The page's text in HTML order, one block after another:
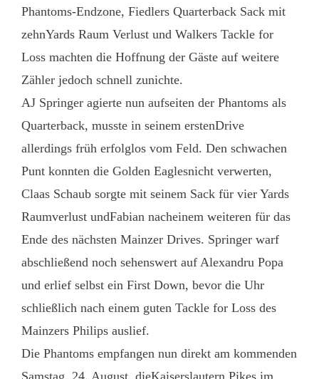
Phantoms-Endzone, Fiedlers Quarterback Sack mit
zehnYards Raum Verlust und Walkers Tackle for
Loss machten die Hoffnung der Gäste auf weitere
Zähler jedoch schnell zunichte.
AJ Springer agierte nun aufseiten der Phantoms als
Quarterback, musste in seinem erstenDrive
allerdings früh erfolglos vom Feld. Den schwachen
Punt konnten die Golden Eaglesnicht verwerten,
Claas Schaub sorgte mit seinem Sack für vier Yards
Raumverlust undFabian nacheinem weiteren für das
Ende des nächsten Mainzer Drives. Springer warf
abschließend noch sehenswert auf Alexandru Popa
und erlief selbst ein First Down, bevor die Uhr
schließlich nach einem guten Tackle for Loss des
Mainzers Philips auslief.
Die Phantoms empfangen nun direkt am kommenden